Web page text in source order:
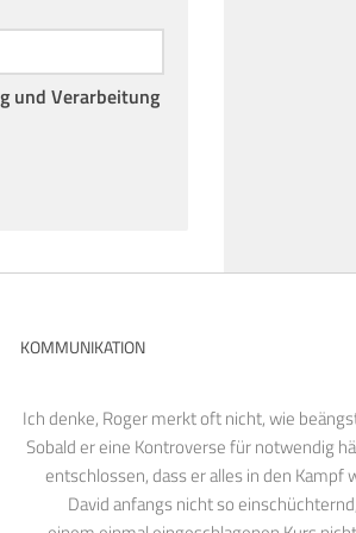
und Verarbeitung
KOMMUNIKATION
Ich denke, Roger merkt oft nicht, wie
Sobald er eine Kontroverse für notwendig
entschlossen, dass er alles in den Kampf
David anfangs nicht so